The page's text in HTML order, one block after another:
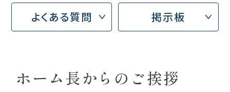
よくある質問 掲示板
ホーム長からのご挨拶